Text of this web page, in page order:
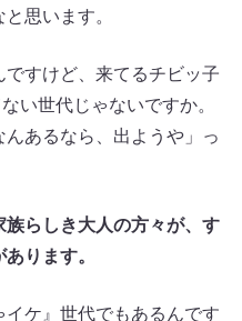
思います。
すけど、来てるチビッ子
い世代じゃないですか。
あるなら、出ようや」っ
らしき大人の方々が、す
ります。
ケ』世代でもあるんです